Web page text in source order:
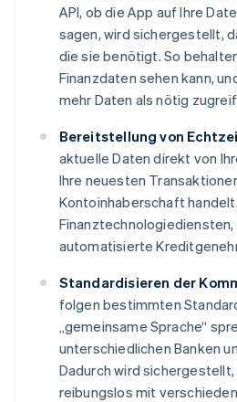
API, ob die App auf Ihre
sagen, wird sichergestellt,
die sie benötigt. So
Finanzdaten sehen kann,
mehr Daten als nötig
Bereitstellung von
aktuelle Daten direkt von
Ihre neuesten
Kontoinhaberschaft
automatisierte
Standardisieren der
folgen bestimmten
„gemeinsame Sprache“
unterschiedlichen Banken
Dadurch wird
reibungslos mit